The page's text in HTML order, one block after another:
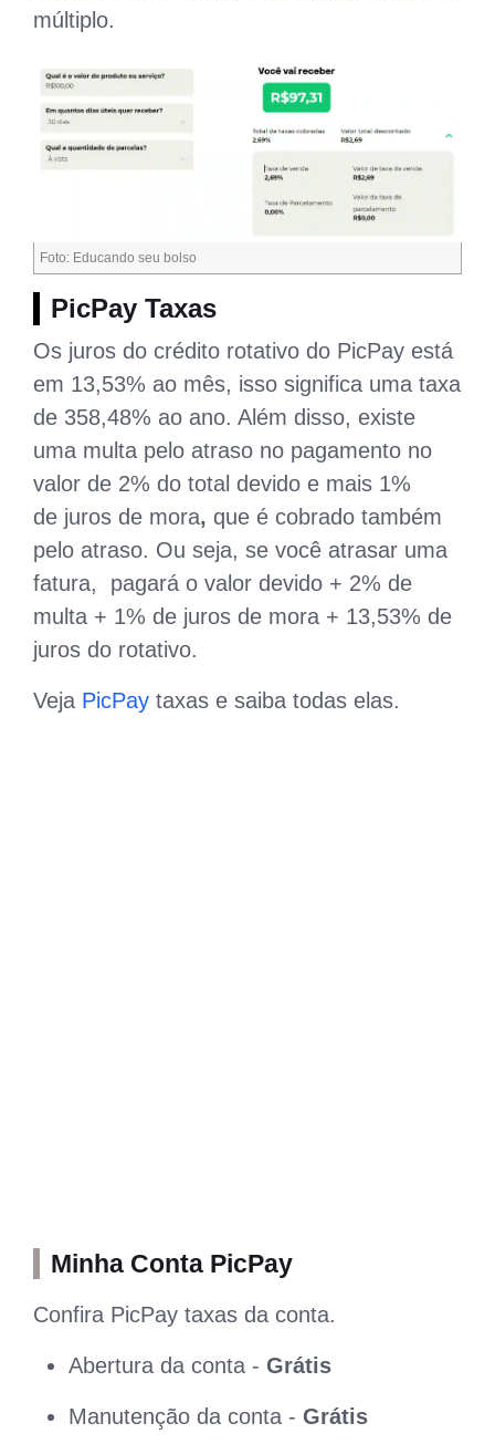
múltiplo.
Foto: Educando seu bolso
PicPay Taxas
Os juros do crédito rotativo do PicPay está
em 13,53% ao mês, isso significa uma taxa
de 358,48% ao ano. Além disso, existe
uma multa pelo atraso no pagamento no
valor de 2% do total devido e mais 1%
de juros de mora, que é cobrado também
pelo atraso. Ou seja, se você atrasar uma
fatura, pagará o valor devido + 2% de
multa + 1% de juros de mora + 13,53% de
juros do rotativo.
Veja PicPay taxas e saiba todas elas.
Minha Conta PicPay
Confira PicPay taxas da conta.
Abertura da conta - Grátis
Manutenção da conta - Grátis